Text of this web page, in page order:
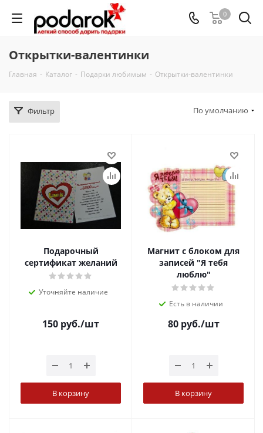
0
Открытки-валентинки
Главная - Каталог - Подарки любимым - Открытки-валентинки
Фильтр По умолчанию
Подарочный
сертификат желаний
Уточняйте наличие
150 руб./шт
В корзину
Магнит с блоком для
записей "Я тебя
люблю"
Есть в наличии
80руб./шт
В корзину